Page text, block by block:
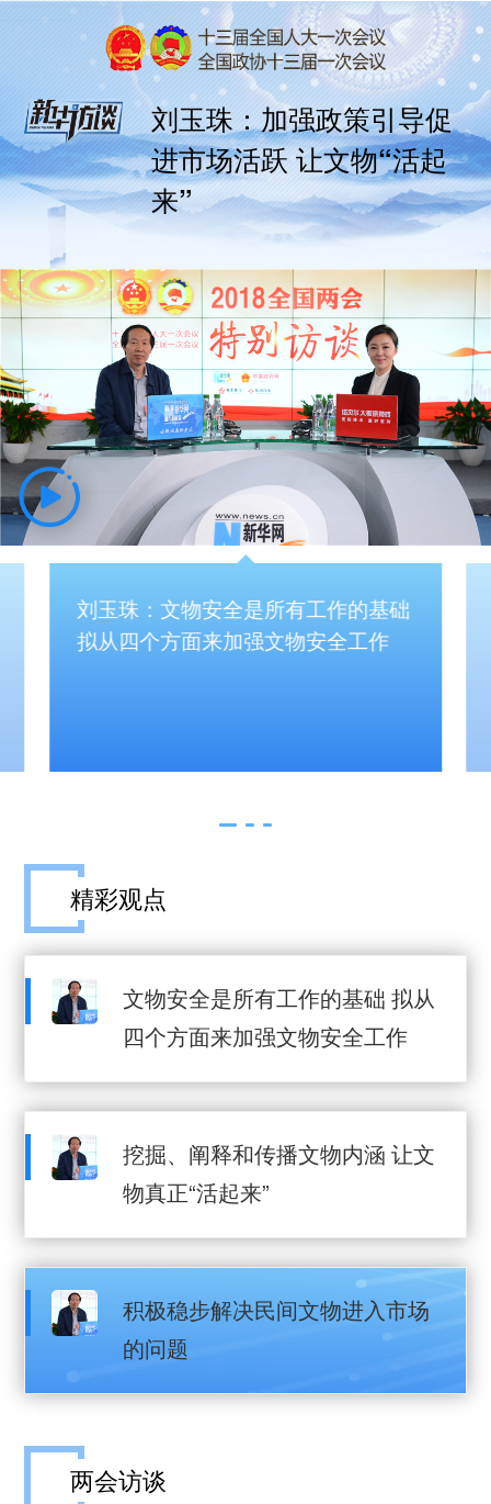
刘玉珠：加强政策引导促
进市场活跃 让文物“活起
来”
刘玉珠：文物安全是所有工作的基础
拟从四个方面来加强文物安全工作
精彩观点
文物安全是所有工作的基础 拟从
四个方面来加强文物安全工作
挖掘、阐释和传播文物内涵 让文
物真正“活起来”
积极稳步解决民间文物进入市场
的问题
两会访谈